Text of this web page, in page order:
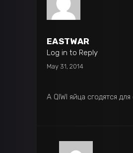
EASTWAR
Log in to Reply
May 31, 2014
А QIWI яйца сгодятся